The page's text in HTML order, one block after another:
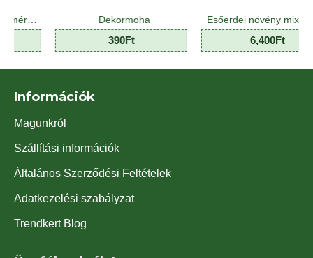
Dekormoha Esőerdei növény mix - Jungle Plant Mix (8 O)
6,400Ft
Információk
Magunkról
Szállítási információk
Általános Szerződési Feltételek
Adatkezelési szabályzat
Trendkert Blog